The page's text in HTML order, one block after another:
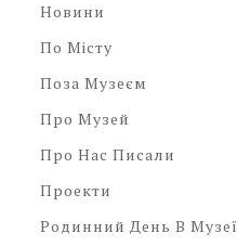
Новини
По Місту
Поза Музеєм
Про Музей
Про Нас Писали
Проекти
Родинний День В Музеї